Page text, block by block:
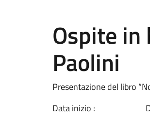
Ospite
Paolini
Presentazione del libro
Data inizio :